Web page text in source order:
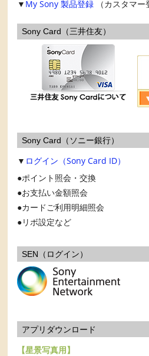
▼ My Sony 製品登録 （カスタマ
Sony Card（三井住友）
Sony Card（ソニー銀行）
▼ ログイン（Sony Card ID）
ポイント照会・交換
お支払い金額照会
カードご利用明細照会
リボ設定など
SEN（ログイン）
アプリダウンロード
【星景写真用】